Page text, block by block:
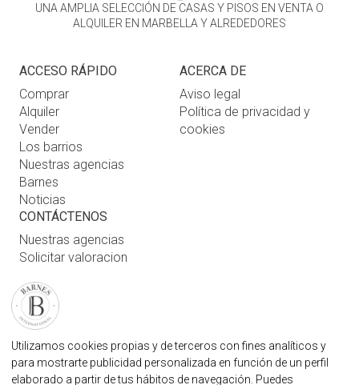
UNA AMPLIA SELECCIÓN DE CASAS Y PISOS EN VENTA O
ALQUILER EN MARBELLA Y ALREDEDORES
ACCESO RÁPIDO
Comprar
Alquiler
Vender
Los barrios
Nuestras agencias
Barnes
Noticias
ACERCA DE
Aviso legal
Política de privacidad y
cookies
CONTÁCTENOS
Nuestras agencias
Solicitar valoracion
Inicio de sesión de usuario
FAQ
ENCUENTRE NUESTRA AGENCIA
AGENCIA INMOBILIARIA BARNES MARBELLA
Utilizamos cookies propias y de terceros con fines analíticos y
para mostrarte publicidad personalizada en función de un perfil
elaborado a partir de tus hábitos de navegación. Puedes